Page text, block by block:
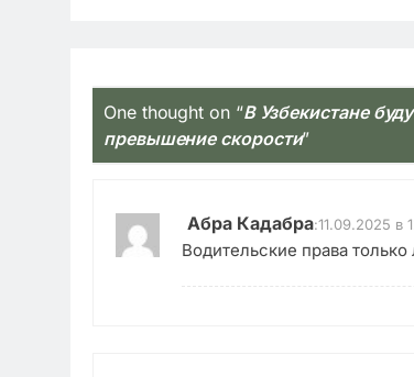
One thought on “В Узбекистане
превышение скорости”
Абра Кадабра:11.09.2025 в
Водительские права